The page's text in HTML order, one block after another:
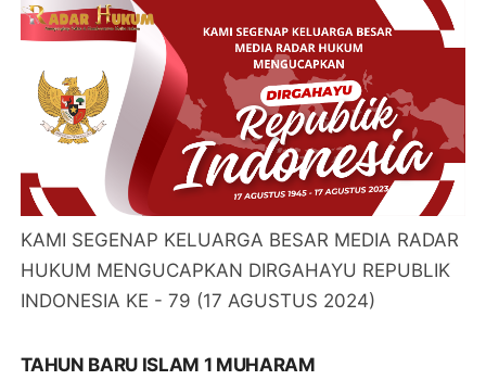
KAMI SEGENAP KELUARGA BESAR MEDIA RADAR
HUKUM MENGUCAPKAN DIRGAHAYU REPUBLIK
INDONESIA KE - 79 (17 AGUSTUS 2024)
TAHUN BARU ISLAM 1 MUHARAM